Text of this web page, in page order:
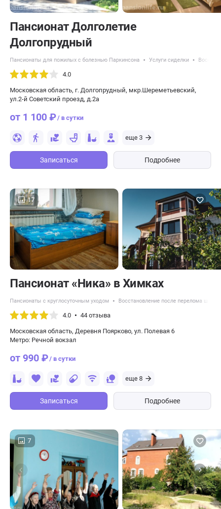
Пансионат Долголетие
Долгопрудный
Пансионаты для пожилых с болезнью Паркинсона Услуги сиделки
4.0
Московская область, г. Долгопрудный, мкр.Шереметьевский,
ул.2-й Советский проезд, д.2а
от 1 100 ₽/ в сутки
еще 3
Записаться Подробнее
17
Пансионат «Ника» в Химках
Пансионаты с круглосуточным уходом Восстановление после перелома
4.0 44 отзыва
Московская область, Деревня Поярково, ул. Полевая 6
Метро: Речной вокзал
от 990 ₽/ в сутки
еще 8
Записаться Подробнее
7